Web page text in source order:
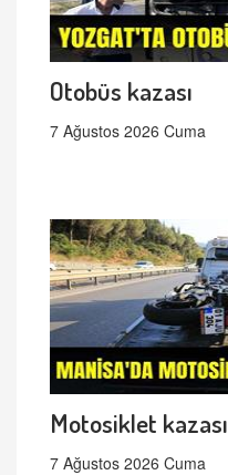
Otobüs kazası
7 Ağustos 2026 Cuma
Motosiklet kazası
7 Ağustos 2026 Cuma